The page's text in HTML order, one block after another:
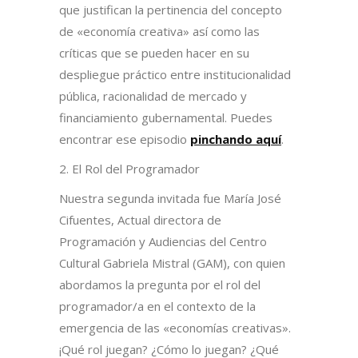
que justifican la pertinencia del concepto
de «economía creativa» así como las
críticas que se pueden hacer en su
despliegue práctico entre institucionalidad
pública, racionalidad de mercado y
financiamiento gubernamental. Puedes
encontrar ese episodio pinchando aquí.
2. El Rol del Programador
Nuestra segunda invitada fue María José
Cifuentes, Actual directora de
Programación y Audiencias del Centro
Cultural Gabriela Mistral (GAM), con quien
abordamos la pregunta por el rol del
programador/a en el contexto de la
emergencia de las «economías creativas».
¡Qué rol juegan? ¿Cómo lo juegan? ¿Qué